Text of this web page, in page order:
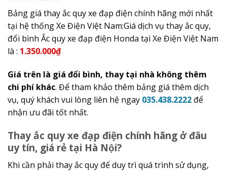
Bảng giá thay ắc quy xe đạp điện chính hãng mới nhất
tại hệ thống Xe Điện Việt Nam:Giá dịch vụ thay ắc quy,
đổi bình Ắc quy xe đạp điện Honda tại Xe Điện Việt Nam
là : 1.350.000₫
Giá trên là giá đổi bình, thay tại nhà không thêm
chi phí khác. Để tham khảo thêm bảng giá thêm dịch
vụ, quý khách vui lòng liên hệ ngay 035.438.2222 để
nhận ưu đãi tốt nhất.
Thay ắc quy xe đạp điện chính hãng ở đâu
uy tín, giá rẻ tại Hà Nội?
Khi cần phải thay ắc quy để duy trì quá trình sử dụng,